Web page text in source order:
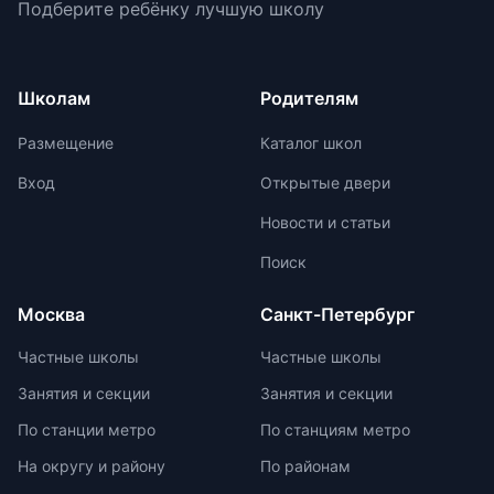
перегрузки информацией,
учеников. Отсутствие страха перед
оценке помогают детям развивать
свои навыки и интересы.
показателем качества образования
олимпиадах. Путь к
начинается с национальных
соревнований, включая школьные,
тренировочные сборы,
интенсивные занятия, практикумы,
индивидуальные консультации.
Участие в международных
новый опыт, пройти серьезную
Подберите ребёнку лучшую школу
Школам
Размещение
Вход
Родителям
Каталог школ
Открытые двери
Новости и статьи
Поиск
Москва
Частные школы
Занятия и секции
По станции метро
На округу и району
Санкт-Петербург
Частные школы
Занятия и секции
По станциям метро
По районам